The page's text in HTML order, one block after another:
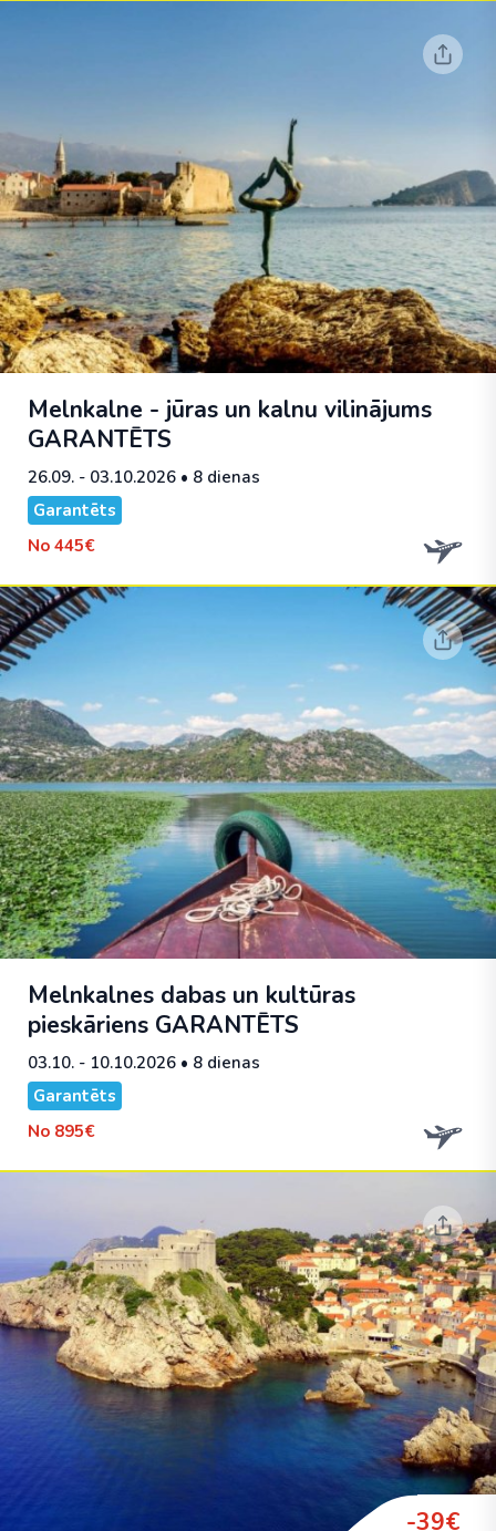
Melnkalne - jūras un kalnu vilinājums
GARANTĒTS
26.09. - 03.10.2026 • 8 dienas
Garantēts
No 445€
Melnkalnes dabas un kultūras
pieskāriens GARANTĒTS
03.10. - 10.10.2026 • 8 dienas
Garantēts
No 895€
-39€